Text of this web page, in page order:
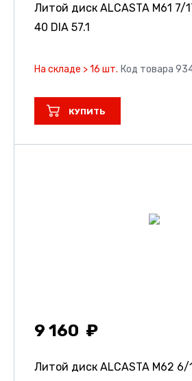
Литой диск ALCASTA M61 7/
40 DIA 57.1
На складе > 16 шт. Код товара
КУПИТЬ
9 160
Литой диск ALCASTA M62 6/